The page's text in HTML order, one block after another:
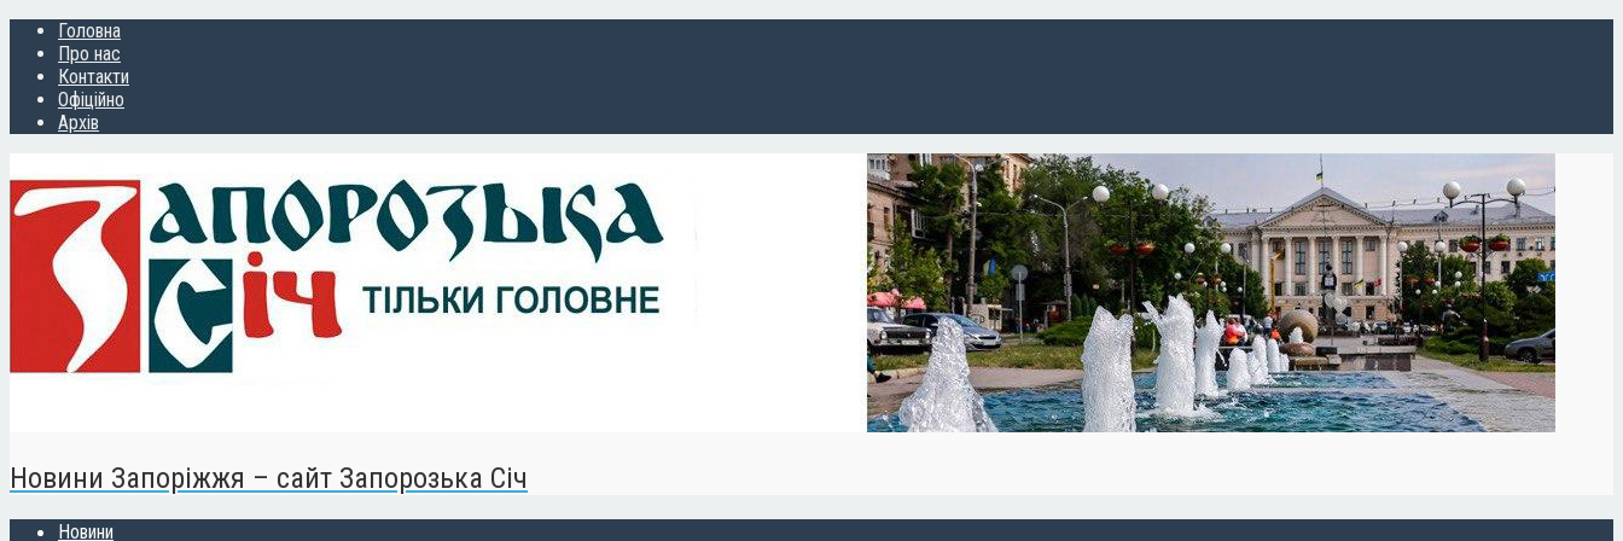
Головна
Про нас
Контакти
Офіційно
Архів
Новини Запоріжжя – сайт Запорозька Січ
Новини